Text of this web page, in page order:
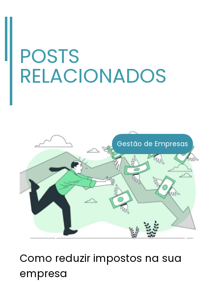
POSTS
RELACIONADOS
Gestão de Empresas
Como reduzir impostos na sua
empresa